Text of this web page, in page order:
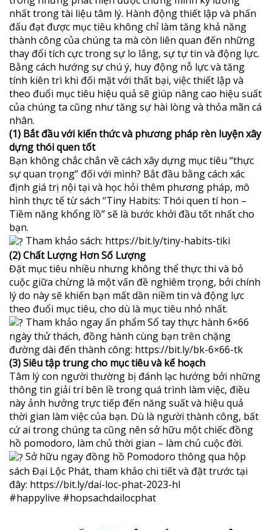
nhất trong tài liệu tâm lý. Hành động thiết lập và phấn
đấu đạt được mục tiêu không chỉ làm tăng khả năng
thành công của chúng ta mà còn liên quan đến những
thay đổi tích cực trong sự lo lắng, sự tự tin và động lực.
Bằng cách hướng sự chú ý, huy động nỗ lực và tăng
tính kiên trì khi đối mặt với thất bại, việc thiết lập và
theo đuổi mục tiêu hiệu quả sẽ giúp nâng cao hiệu suất
của chúng ta cũng như tăng sự hài lòng và thỏa mãn cá
nhân.
(1) Bắt đầu với kiến thức và phương pháp rèn luyện xây
dựng thói quen tốt
Bạn không chắc chắn về cách xây dựng mục tiêu “thực
sự quan trọng” đối với mình? Bắt đầu bằng cách xác
định giá trị nội tại và học hỏi thêm phương pháp, mô
hình thực tế từ sách “Tiny Habits: Thói quen tí hon –
Tiềm năng khổng lồ” sẽ là bước khởi đầu tốt nhất cho
bạn.
Tham khảo sách: https://bit.ly/tiny-habits-tiki
(2) Chất Lượng Hơn Số Lượng
Đặt mục tiêu nhiều nhưng không thể thực thi và bỏ
cuộc giữa chừng là một vấn đề nghiêm trọng, bởi chính
lý do này sẽ khiến bạn mất dần niềm tin và động lực
theo đuổi mục tiêu, cho dù là mục tiêu nhỏ nhất.
Tham khảo ngay ấn phẩm Sổ tay thực hành 6×66
ngày thử thách, đồng hành cùng bạn trên chặng
đường dài đến thành công: https://bit.ly/bk-6×66-tk
(3) Siêu tập trung cho mục tiêu và kế hoạch
Tâm lý con người thường bị đánh lạc hướng bởi những
thông tin giải trí bên lề trong quá trình làm việc, điều
này ảnh hưởng trực tiếp đến năng suất và hiệu quả
thời gian làm việc của bạn. Dù là người thành công, bất
cứ ai trong chúng ta cũng nên sở hữu một chiếc đồng
hồ pomodoro, làm chủ thời gian – làm chủ cuộc đời.
Sở hữu ngay đồng hồ Pomodoro thông qua hộp
sách Đại Lộc Phát, tham khảo chi tiết và đặt trước tại
đây: https://bit.ly/dai-loc-phat-2023-hl
#happylive #hopsachdailocphat